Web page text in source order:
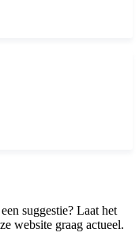
suggestie? Laat het
website graag actueel.